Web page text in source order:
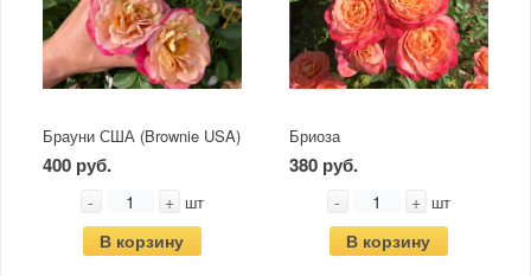
Брауни США (Brownie USA)
400 руб.
- + шт
В корзину
Бриоза
380 руб.
- + шт
В корзину